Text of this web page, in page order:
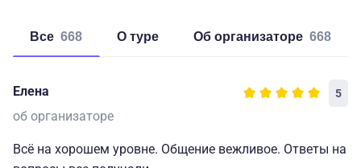
Все 668 о туре об организаторе 668
Елена 5
об организаторе
Всё на хорошем уровне. Общение вежливое. Ответы на